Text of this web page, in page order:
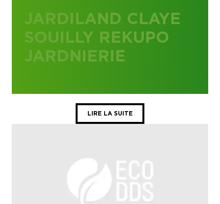
JARDILAND CLAYE
SOUILLY REKUPO
JARDNIERIE
LIRE LA SUITE